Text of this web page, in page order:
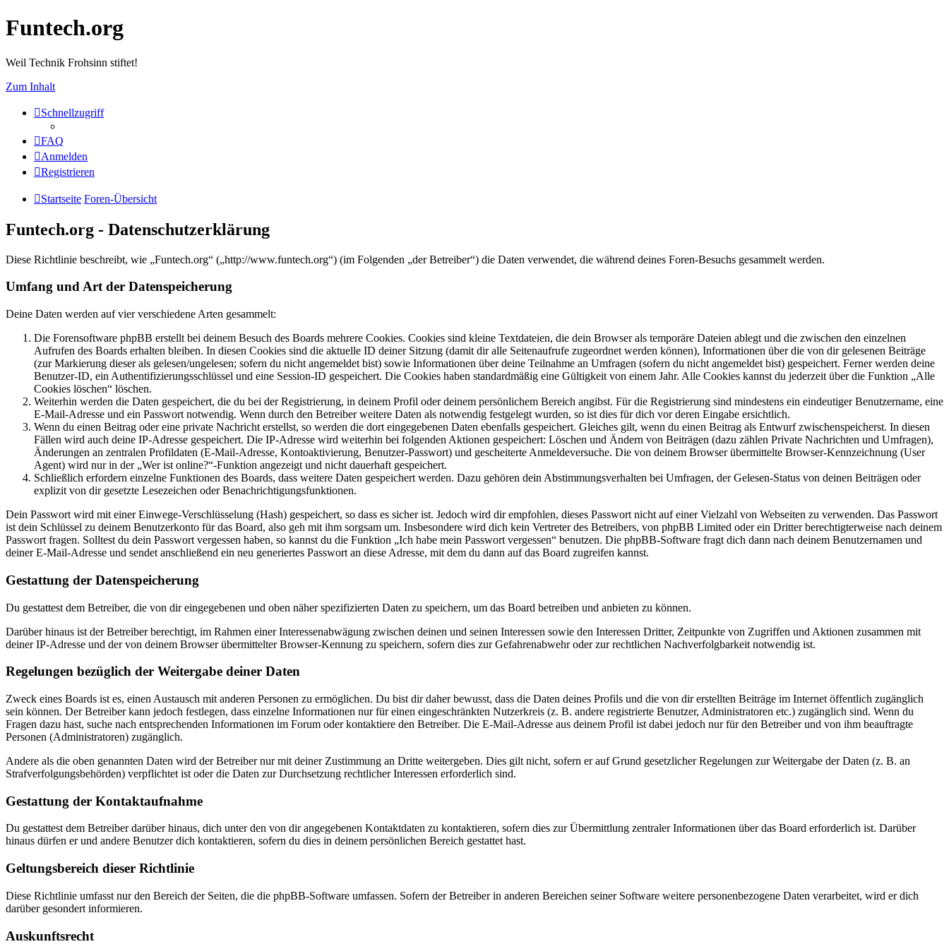
Funtech.org
Weil Technik Frohsinn stiftet!
Zum Inhalt
Schnellzugriff
FAQ
Anmelden
Registrieren
Startseite Foren-Übersicht
Funtech.org - Datenschutzerklärung
Diese Richtlinie beschreibt, wie „Funtech.org“ („http://www.funtech.org“) (im Folgenden „der Betreiber“) die Daten verwendet, die während deines Foren-Besuchs gesammelt werden.
Umfang und Art der Datenspeicherung
Deine Daten werden auf vier verschiedene Arten gesammelt:
Die Forensoftware phpBB erstellt bei deinem Besuch des Boards mehrere Cookies. Cookies sind kleine Textdateien, die dein Browser als temporäre Dateien ablegt und die zwischen den einzelnen
Aufrufen des Boards erhalten bleiben. In diesen Cookies sind die aktuelle ID deiner Sitzung (damit dir alle Seitenaufrufe zugeordnet werden können), Informationen über die von dir gelesenen Beiträge
(zur Markierung dieser als gelesen/ungelesen; sofern du nicht angemeldet bist) sowie Informationen über deine Teilnahme an Umfragen (sofern du nicht angemeldet bist) gespeichert. Ferner werden deine
Benutzer-ID, ein Authentifizierungsschlüssel und eine Session-ID gespeichert. Die Cookies haben standardmäßig eine Gültigkeit von einem Jahr. Alle Cookies kannst du jederzeit über die Funktion „Alle
Cookies löschen“ löschen.
Weiterhin werden die Daten gespeichert, die du bei der Registrierung, in deinem Profil oder deinem persönlichem Bereich angibst. Für die Registrierung sind mindestens ein eindeutiger Benutzername, eine
E-Mail-Adresse und ein Passwort notwendig. Wenn durch den Betreiber weitere Daten als notwendig festgelegt wurden, so ist dies für dich vor deren Eingabe ersichtlich.
Wenn du einen Beitrag oder eine private Nachricht erstellst, so werden die dort eingegebenen Daten ebenfalls gespeichert. Gleiches gilt, wenn du einen Beitrag als Entwurf zwischenspeicherst. In diesen
Fällen wird auch deine IP-Adresse gespeichert. Die IP-Adresse wird weiterhin bei folgenden Aktionen gespeichert: Löschen und Ändern von Beiträgen (dazu zählen Private Nachrichten und Umfragen),
Änderungen an zentralen Profildaten (E-Mail-Adresse, Kontoaktivierung, Benutzer-Passwort) und gescheiterte Anmeldeversuche. Die von deinem Browser übermittelte Browser-Kennzeichnung (User
Agent) wird nur in der „Wer ist online?“-Funktion angezeigt und nicht dauerhaft gespeichert.
Schließlich erfordern einzelne Funktionen des Boards, dass weitere Daten gespeichert werden. Dazu gehören dein Abstimmungsverhalten bei Umfragen, der Gelesen-Status von deinen Beiträgen oder
explizit von dir gesetzte Lesezeichen oder Benachrichtigungsfunktionen.
Dein Passwort wird mit einer Einwege-Verschlüsselung (Hash) gespeichert, so dass es sicher ist. Jedoch wird dir empfohlen, dieses Passwort nicht auf einer Vielzahl von Webseiten zu verwenden. Das Passwort
ist dein Schlüssel zu deinem Benutzerkonto für das Board, also geh mit ihm sorgsam um. Insbesondere wird dich kein Vertreter des Betreibers, von phpBB Limited oder ein Dritter berechtigterweise nach deinem
Passwort fragen. Solltest du dein Passwort vergessen haben, so kannst du die Funktion „Ich habe mein Passwort vergessen“ benutzen. Die phpBB-Software fragt dich dann nach deinem Benutzernamen und
deiner E-Mail-Adresse und sendet anschließend ein neu generiertes Passwort an diese Adresse, mit dem du dann auf das Board zugreifen kannst.
Gestattung der Datenspeicherung
Du gestattest dem Betreiber, die von dir eingegebenen und oben näher spezifizierten Daten zu speichern, um das Board betreiben und anbieten zu können.
Darüber hinaus ist der Betreiber berechtigt, im Rahmen einer Interessenabwägung zwischen deinen und seinen Interessen sowie den Interessen Dritter, Zeitpunkte von Zugriffen und Aktionen zusammen mit
deiner IP-Adresse und der von deinem Browser übermittelter Browser-Kennung zu speichern, sofern dies zur Gefahrenabwehr oder zur rechtlichen Nachverfolgbarkeit notwendig ist.
Regelungen bezüglich der Weitergabe deiner Daten
Zweck eines Boards ist es, einen Austausch mit anderen Personen zu ermöglichen. Du bist dir daher bewusst, dass die Daten deines Profils und die von dir erstellten Beiträge im Internet öffentlich zugänglich
sein können. Der Betreiber kann jedoch festlegen, dass einzelne Informationen nur für einen eingeschränkten Nutzerkreis (z. B. andere registrierte Benutzer, Administratoren etc.) zugänglich sind. Wenn du
Fragen dazu hast, suche nach entsprechenden Informationen im Forum oder kontaktiere den Betreiber. Die E-Mail-Adresse aus deinem Profil ist dabei jedoch nur für den Betreiber und von ihm beauftragte
Personen (Administratoren) zugänglich.
Andere als die oben genannten Daten wird der Betreiber nur mit deiner Zustimmung an Dritte weitergeben. Dies gilt nicht, sofern er auf Grund gesetzlicher Regelungen zur Weitergabe der Daten (z. B. an
Strafverfolgungsbehörden) verpflichtet ist oder die Daten zur Durchsetzung rechtlicher Interessen erforderlich sind.
Gestattung der Kontaktaufnahme
Du gestattest dem Betreiber darüber hinaus, dich unter den von dir angegebenen Kontaktdaten zu kontaktieren, sofern dies zur Übermittlung zentraler Informationen über das Board erforderlich ist. Darüber
hinaus dürfen er und andere Benutzer dich kontaktieren, sofern du dies in deinem persönlichen Bereich gestattet hast.
Geltungsbereich dieser Richtlinie
Diese Richtlinie umfasst nur den Bereich der Seiten, die die phpBB-Software umfassen. Sofern der Betreiber in anderen Bereichen seiner Software weitere personenbezogene Daten verarbeitet, wird er dich
darüber gesondert informieren.
Auskunftsrecht